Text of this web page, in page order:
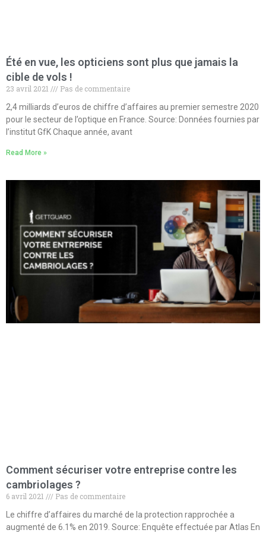
Été en vue, les opticiens sont plus que jamais la
cible de vols !
23 avril 2021
Pas de commentaire
2,4 milliards d’euros de chiffre d’affaires au premier semestre 2020
pour le secteur de l’optique en France. Source: Données fournies par
l’institut GfK Chaque année, avant
Read More »
Comment sécuriser votre entreprise contre les
cambriolages ?
6 avril 2021
Pas de commentaire
Le chiffre d’affaires du marché de la protection rapprochée a
augmenté de 6.1% en 2019. Source: Enquête effectuée par Atlas En